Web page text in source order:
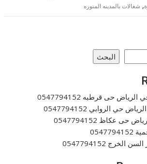
, شغالات بالمدينه المنوره
البحث
حى قرطبه 0547794152
الروابي 0547794152
عكاظ 0547794152
0547794152